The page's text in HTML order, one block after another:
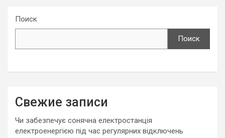
Поиск
Поиск
Свежие записи
Чи забезпечує сонячна електростанція
електроенергією під час регулярних відключень